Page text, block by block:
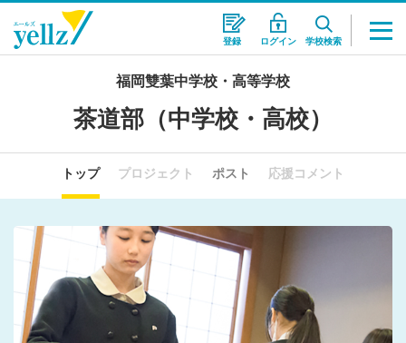
登録 ログイン 学校検索
福岡雙葉中学校・高等学校
茶道部（中学校・高校）
トップ プロジェクト ポスト 応援コメント